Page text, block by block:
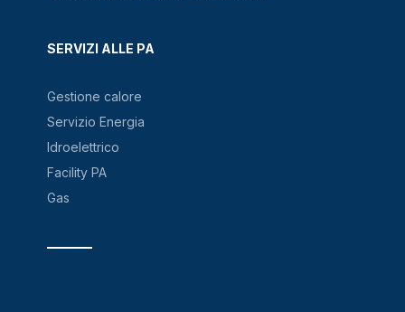
SERVIZI ALLE PA
Gestione calore
Servizio Energia
Idroelettrico
Facility PA
Gas